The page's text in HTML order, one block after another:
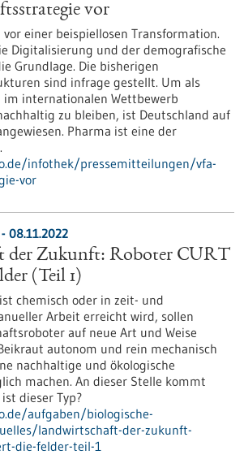
vor
einer beispiellosen Transformation.
Digitalisierung und der demografische
Grundlage. Die bisherigen
sind infrage gestellt. Um als
internationalen Wettbewerb
zu bleiben, ist Deutschland auf
Pharma ist eine der
infothek/pressemitteilungen/vfa-
vor
08.11.2022
der Zukunft: Roboter CURT
(Teil 1)
chemisch oder in zeit- und
Arbeit erreicht wird, sollen
auf neue Art und Weise
autonom und rein mechanisch
nachhaltige und ökologische
machen. An dieser Stelle kommt
dieser Typ?
aufgaben/biologische-
landwirtschaft-der-zukunft-
die-felder-teil-1